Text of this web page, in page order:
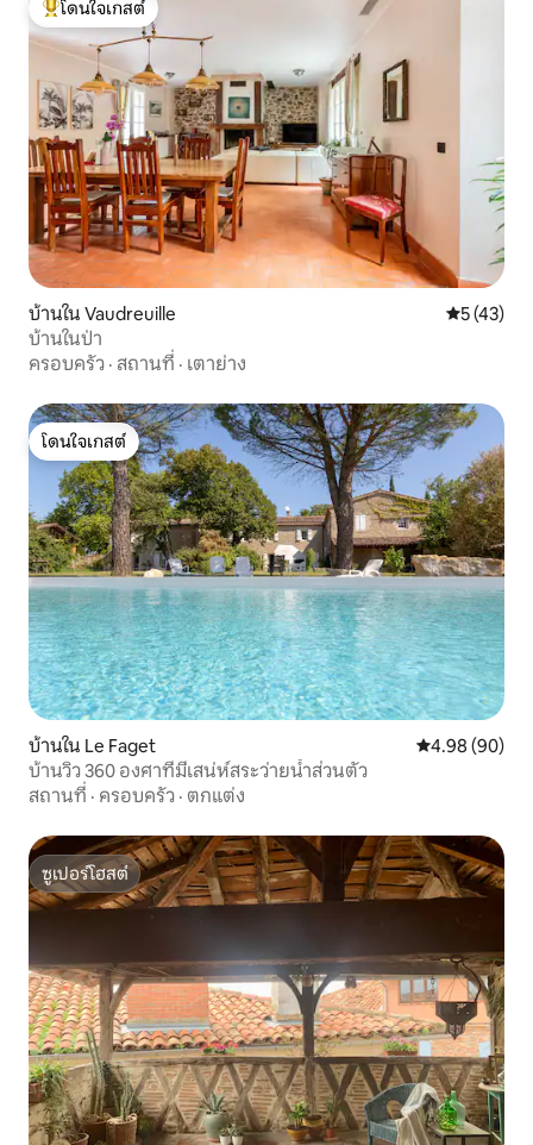
โดนใจเกสต์ที่สุด
โดนใจเกสต์
บ้านใน Vaudreuille คะแนนเฉลี่
5 (43)
บ้านในป่า
ครอบครัว · สถานที่ · เตาย่าง
โดนใจเกสต์
โดนใจเกสต์
บ้านใน Le Faget คะแนนเฉลี่ย
4.98 (90)
บ้านวิว 360 องศาที่มีเสน่ห์สระว่ายน้ำส่วนตัว
สถานที่ · ครอบครัว · ตกแต่ง
ซูเปอร์โฮสต์
ซูเปอร์โฮสต์